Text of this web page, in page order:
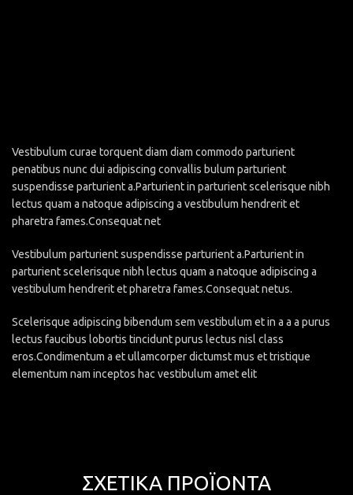
Vestibulum curae torquent diam diam commodo parturient
penatibus nunc dui adipiscing convallis bulum parturient
suspendisse parturient a.Parturient in parturient scelerisque nibh
lectus quam a natoque adipiscing a vestibulum hendrerit et
pharetra fames.Consequat net
Vestibulum parturient suspendisse parturient a.Parturient in
parturient scelerisque nibh lectus quam a natoque adipiscing a
vestibulum hendrerit et pharetra fames.Consequat netus.
Scelerisque adipiscing bibendum sem vestibulum et in a a a purus
lectus faucibus lobortis tincidunt purus lectus nisl class
eros.Condimentum a et ullamcorper dictumst mus et tristique
elementum nam inceptos hac vestibulum amet elit
ΣΧΕΤΙΚΆ ΠΡΟΪΌΝΤΑ